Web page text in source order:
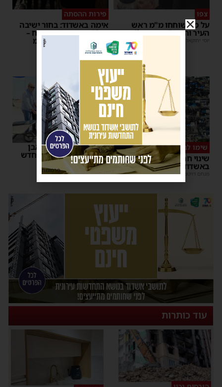
צפו
על מה שוחחו מ"מ ראש
העיר והחיד"א אברג׳ל?
יוסי יחזקאלי
פירות ההסתה
אימה באשדוד: בחור ישיבה
בן 13 נשדד באיומי רצח –
המשטרה הקימה צח”מ
מנחם דויטש
שימו לב
שינוי חריג במועד השוק
באשדוד – זה התאריך החדש
מנחם דויטש |
16:07
רשות המסים הניחה אבן
פינה למתקן הבידוק החדש
בבית המכס אשדוד
משה קאהן
עוד כותרות
פרסומת